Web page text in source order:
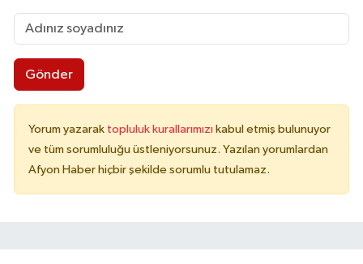
Gönder
Yorum yazarak topluluk kurallarımızı kabul etmiş bulunuyor
ve tüm sorumluluğu üstleniyorsunuz. Yazılan yorumlardan
Afyon Haber hiçbir şekilde sorumlu tutulamaz.